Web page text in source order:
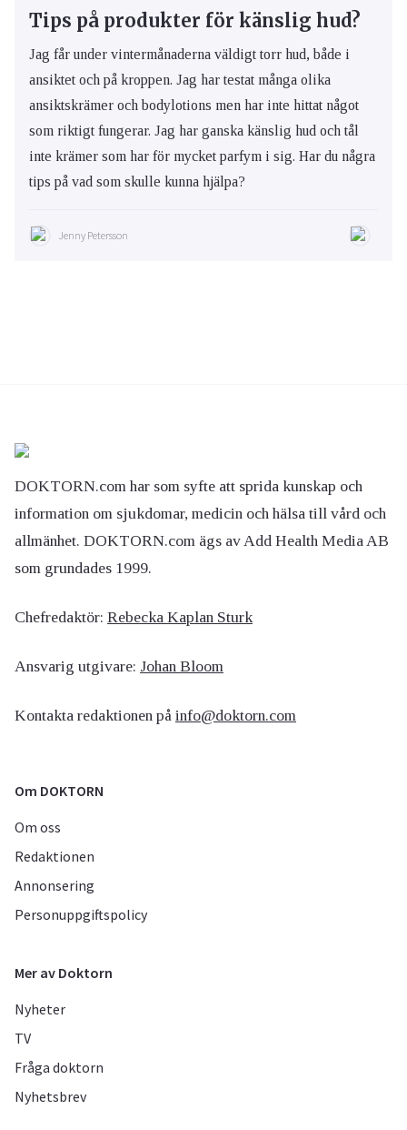
Tips på produkter för känslig hud?
Jag får under vintermånaderna väldigt torr hud, både i
ansiktet och på kroppen. Jag har testat många olika
ansiktskrämer och bodylotions men har inte hittat något
som riktigt fungerar. Jag har ganska känslig hud och tål
inte krämer som har för mycket parfym i sig. Har du några
tips på vad som skulle kunna hjälpa?
Jenny Petersson
DOKTORN.com har som syfte att sprida kunskap och
information om sjukdomar, medicin och hälsa till vård och
allmänhet. DOKTORN.com ägs av Add Health Media AB
som grundades 1999.
Chefredaktör: Rebecka Kaplan Sturk
Ansvarig utgivare: Johan Bloom
Kontakta redaktionen på info@doktorn.com
Om DOKTORN
Om oss
Redaktionen
Annonsering
Personuppgiftspolicy
Mer av Doktorn
Nyheter
TV
Fråga doktorn
Nyhetsbrev